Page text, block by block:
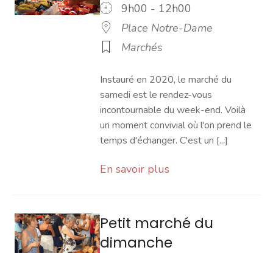
9h00 - 12h00
Place Notre-Dame
Marchés
Instauré en 2020, le marché du
samedi est le rendez-vous
incontournable du week-end. Voilà
un moment convivial où l'on prend le
temps d'échanger. C'est un [...]
En savoir plus
Petit marché du
dimanche